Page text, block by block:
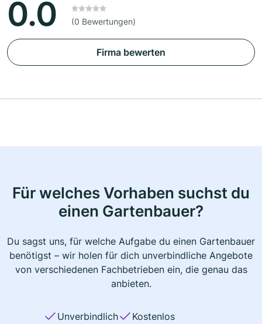
0.0 (0 Bewertungen)
Firma bewerten
Für welches Vorhaben suchst du
einen Gartenbauer?
Du sagst uns, für welche Aufgabe du einen Gartenbauer
benötigst – wir holen für dich unverbindliche Angebote
von verschiedenen Fachbetrieben ein, die genau das
anbieten.
Unverbindlich
Kostenlos